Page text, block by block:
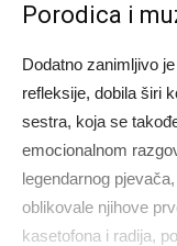
Porodica i
Dodatno zanimljivo
refleksije, dobila širi
sestra, koja se
emocionalnom
legendarnog
oblikovale njihove
kasetofona i radija,